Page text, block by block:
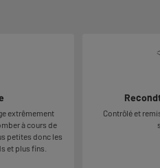
extrêmement
à cours de
petites donc les
et plus fins.
Contrôlé et